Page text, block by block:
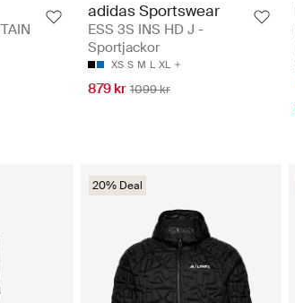
adidas Sportswear
ESS 3S INS HD J -
Sportjackor
XS S M L XL
879 kr 1099 kr
20% Deal